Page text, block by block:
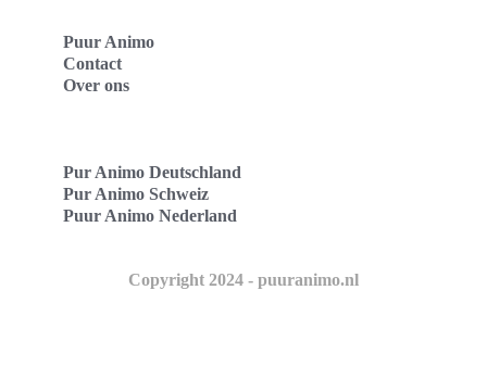
Puur Animo
Contact
Over ons
Pur Animo Deutschland
Pur Animo Schweiz
Puur Animo Nederland
Copyright 2024 - puuranimo.nl